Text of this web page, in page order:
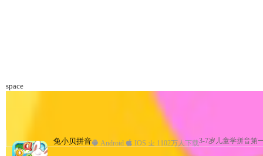
space
兔小贝儿童故事 Android IOS 1069万人下载儿童故事专业
兔小贝拼音 Android IOS 1102万人下载3-7岁儿童学拼音第
兔小贝—与孩子亲密互动 Android IOS 1235万人下载早教
兔小贝儿歌 Android IOS 1203万人下载儿歌、故事、国学
兔小贝儿童故事 Android IOS 1069万人下载儿童故事专业
兔小贝拼音 Android IOS 1102万人下载3-7岁儿童学拼音第